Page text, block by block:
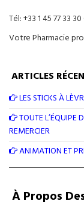
Tél: +33 1 45 77 33
Votre Pharmacie
ARTICLES
LES STICKS À
TOUTE L’ÉQUIPE
REMERCIER
ANIMATION ET
À Propos